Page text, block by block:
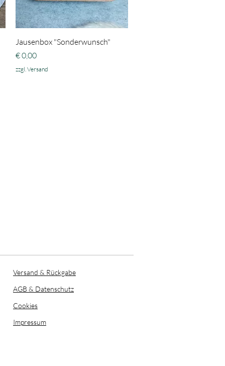
Schnellansicht
Jausenbox "Sonderwunsch"
Preis
€ 0,00
zzgl. Versand
Versand & Rückgabe
AGB & Datenschutz
Cookies
Impressum